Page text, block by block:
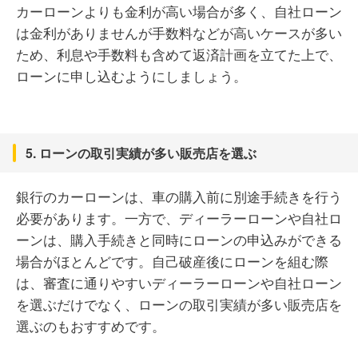
カーローンよりも金利が高い場合が多く、自社ローン
は金利がありませんが手数料などが高いケースが多い
ため、利息や手数料も含めて返済計画を立てた上で、
ローンに申し込むようにしましょう。
5. ローンの取引実績が多い販売店を選ぶ
銀行のカーローンは、車の購入前に別途手続きを行う
必要があります。一方で、ディーラーローンや自社ロ
ーンは、購入手続きと同時にローンの申込みができる
場合がほとんどです。自己破産後にローンを組む際
は、審査に通りやすいディーラーローンや自社ローン
を選ぶだけでなく、ローンの取引実績が多い販売店を
選ぶのもおすすめです。